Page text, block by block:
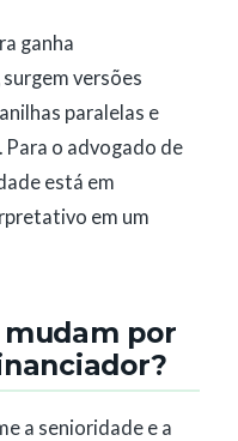
ganha
versões
paralelas e
o advogado de
está em
em um
por
a senioridade e a